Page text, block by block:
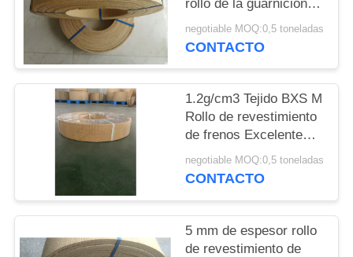
rollo de la guarnición
de freno del amianto
sin el amianto
negotiable MOQ:0,5 toneladas
CONTACTO
1.2g/cm3 Tejido BXS M
Rollo de revestimiento
de frenos Excelente
resistencia al aceite
negotiable MOQ:0,5 toneladas
CONTACTO
5 mm de espesor rollo
de revestimiento de